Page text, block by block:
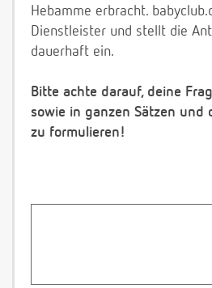
Hebamme erbracht.
Dienstleister und stellt die
dauerhaft ein.
Bitte achte darauf, deine
sowie in ganzen Sätzen und
zu formulieren!